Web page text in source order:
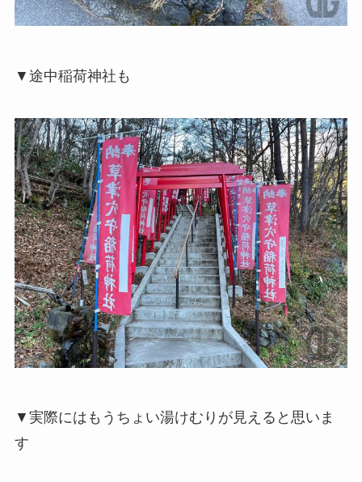
▼途中稲荷神社も
▼実際にはもうちょい湯けむりが見えると思いま
す